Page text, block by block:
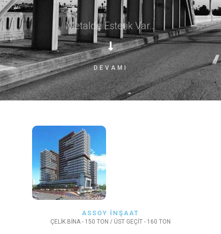
Metalde Estetik Var…
DEVAMI
ASSOY İNŞAAT
ÇELİK BİNA - 150 TON / ÜST GEÇİT - 160 TON